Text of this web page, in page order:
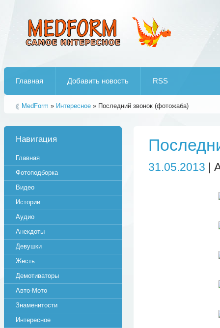
Главная Добавить новость RSS
MedForm » Интересное » Последний звонок (фотожаба)
31.05.2013 |
Навигация
Главная
Фотоподборка
Видео
Истории
Аудио
Анекдоты
Девушки
Жесть
Демотиваторы
Авто-Мото
Знаменитости
Интересное